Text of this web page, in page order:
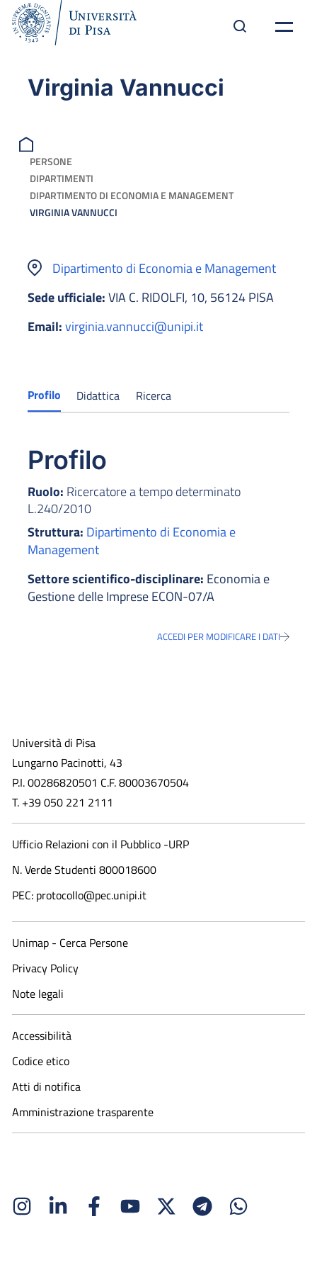
Virginia Vannucci
PERSONE
DIPARTIMENTI
DIPARTIMENTO DI ECONOMIA E MANAGEMENT
VIRGINIA VANNUCCI
Dipartimento di Economia e Management
Sede ufficiale:VIA C. RIDOLFI, 10, 56124 PISA
Email:virginia.vannucci@unipi.it
Profilo Didattica Ricerca
Profilo
Ruolo: Ricercatore a tempo determinato
L.240/2010
Struttura: Dipartimento di Economia e
Management
Settore scientifico-disciplinare: Economia e
Gestione delle Imprese ECON-07/A
ACCEDI PER MODIFICARE I DATI
Università di Pisa
Lungarno Pacinotti, 43
P.I. 00286820501 C.F. 80003670504
T. +39 050 221 2111
Ufficio Relazioni con il Pubblico -URP
N. Verde Studenti 800018600​
PEC: protocollo@pec.unipi.it
Unimap - Cerca Persone
Privacy Policy
Note legali
Accessibilità
Codice etico
Atti di notifica
Amministrazione trasparente